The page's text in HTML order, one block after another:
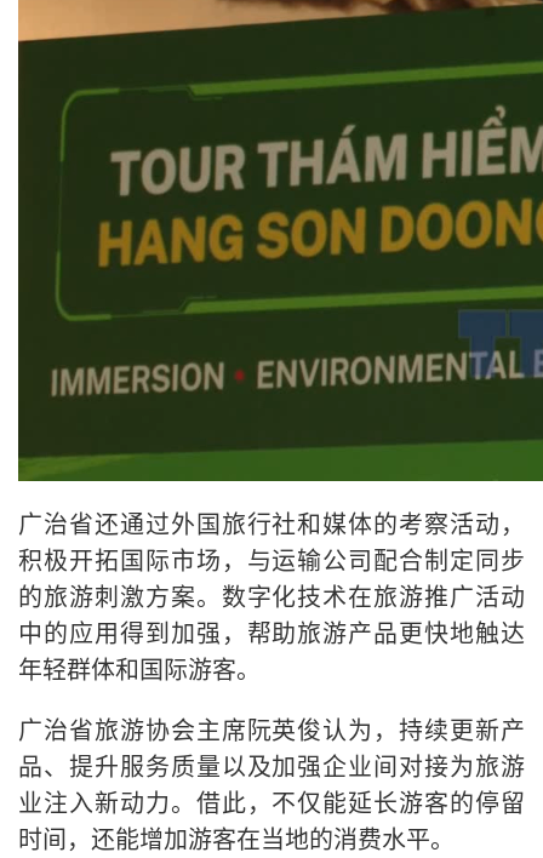
广治省还通过外国旅行社和媒体的考察活动，
积极开拓国际市场，与运输公司配合制定同步
的旅游刺激方案。数字化技术在旅游推广活动
中的应用得到加强，帮助旅游产品更快地触达
年轻群体和国际游客。
广治省旅游协会主席阮英俊认为，持续更新产
品、提升服务质量以及加强企业间对接为旅游
业注入新动力。借此，不仅能延长游客的停留
时间，还能增加游客在当地的消费水平。